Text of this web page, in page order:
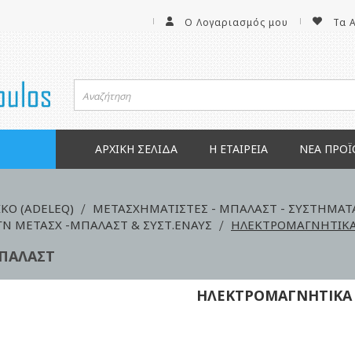
Ο Λογαριασμός μου Τα
ΑΡΧΙΚΉ ΣΕΛΊΔΑ Η ΕΤΑΙΡΕΊΑ ΝΕΑ
(ADELEQ)
ΜΕΤΑΣΧΗΜΑΤΙΣΤΕΣ - ΜΠΑΛΑΣΤ -
ΜΕΤΑΣΧ -ΜΠΑΛΑΣΤ & ΣΥΣΤ.ΕΝΑΥΣ